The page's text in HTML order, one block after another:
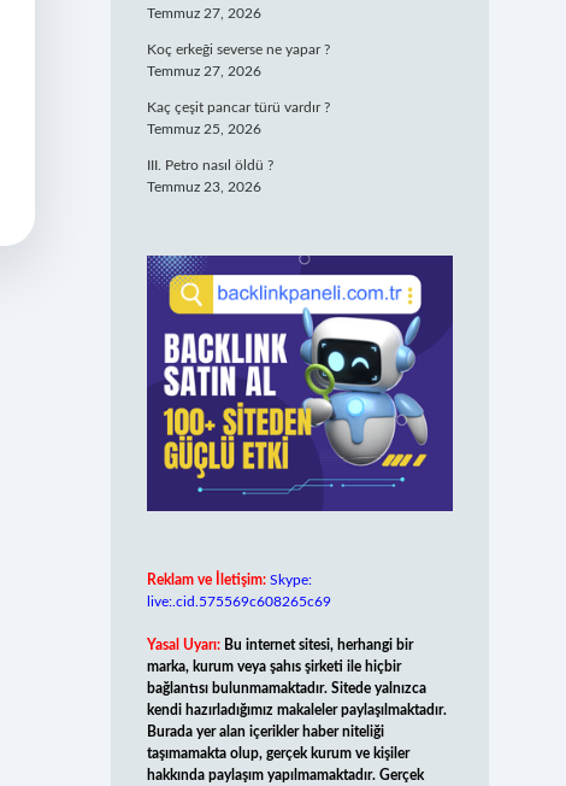
Temmuz 27, 2026
Koç erkeği severse ne yapar ?
Temmuz 27, 2026
Kaç çeşit pancar türü vardır ?
Temmuz 25, 2026
III. Petro nasıl öldü ?
Temmuz 23, 2026
Reklam ve İletişim: Skype:
live:.cid.575569c608265c69
Yasal Uyarı: Bu internet sitesi, herhangi bir
marka, kurum veya şahıs şirketi ile hiçbir
bağlantısı bulunmamaktadır. Sitede yalnızca
kendi hazırladığımız makaleler paylaşılmaktadır.
Burada yer alan içerikler haber niteliği
taşımamakta olup, gerçek kurum ve kişiler
hakkında paylaşım yapılmamaktadır. Gerçek